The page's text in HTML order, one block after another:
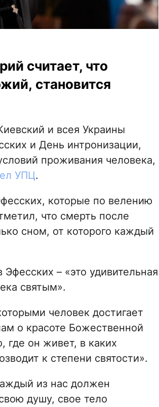
считает, что
становится
и всея Украины
и День интронизации,
проживания человека,
УПЦ.
которые по велению
что смерть после
сном, от которого каждый
– «это удивительная
святым».
человек достигает
о красоте Божественной
где он живет, в каких
к степени святости».
из нас должен
душу, свое тело